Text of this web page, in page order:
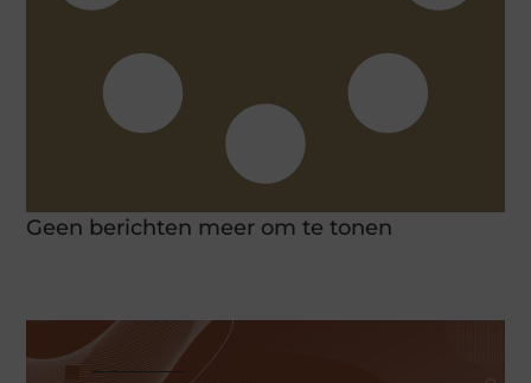
Geen berichten meer om te tonen